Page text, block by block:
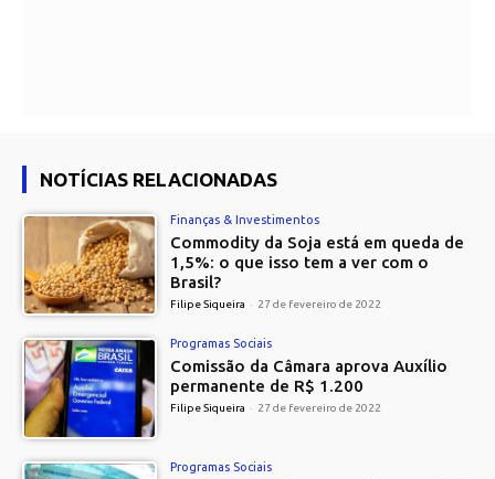
NOTÍCIAS RELACIONADAS
Finanças & Investimentos
Commodity da Soja está em queda de
1,5%: o que isso tem a ver com o
Brasil?
Filipe Siqueira - 27 de fevereiro de 2022
Programas Sociais
Comissão da Câmara aprova Auxílio
permanente de R$ 1.200
Filipe Siqueira - 27 de fevereiro de 2022
Programas Sociais